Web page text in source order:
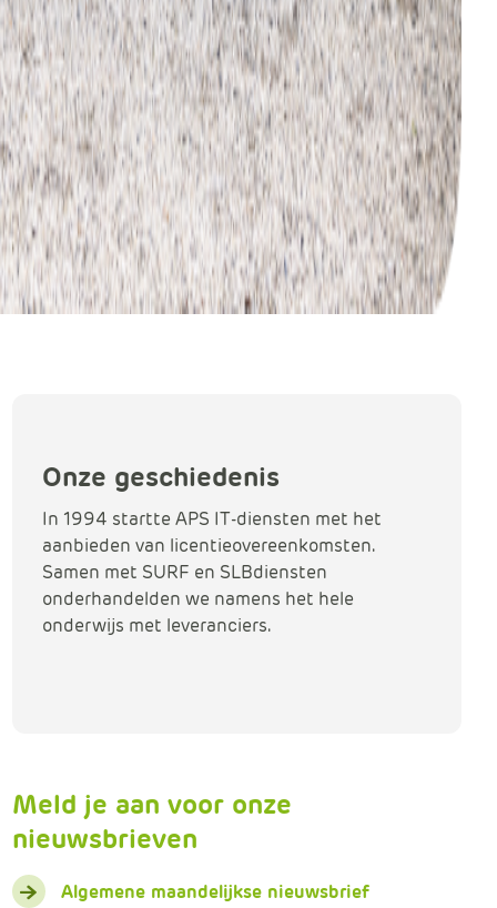
Onze geschiedenis
In 1994 startte APS IT-diensten met het
aanbieden van licentieovereenkomsten.
Samen met SURF en SLBdiensten
onderhandelden we namens het hele
onderwijs met leveranciers.
Meld je aan voor onze
nieuwsbrieven
Algemene maandelijkse nieuwsbrief